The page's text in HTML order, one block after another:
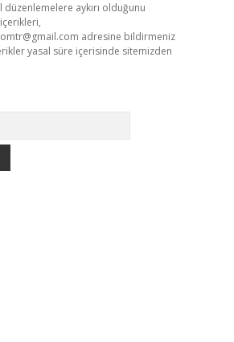
düzenlemelere aykırı olduğunu
adresine bildirmeniz
yasal süre içerisinde sitemizden